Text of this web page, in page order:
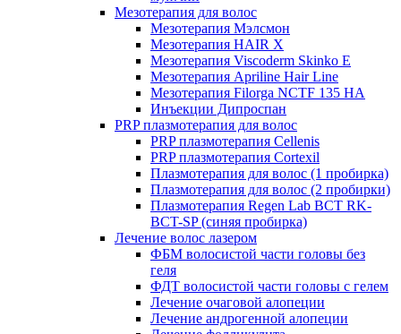
Мезотерапия для волос
Мезотерапия Мэлсмон
Мезотерапия HAIR X
Мезотерапия Viscoderm Skinko E
Мезотерапия Apriline Hair Line
Мезотерапия Filorga NCTF 135 HA
Инъекции Дипроспан
PRP плазмотерапия для волос
PRP плазмотерапия Cellenis
PRP плазмотерапия Cortexil
Плазмотерапия для волос (1 пробирка)
Плазмотерапия для волос (2 пробирки)
Плазмотерапия Regen Lab BCT RK-
BCT-SP (синяя пробирка)
Лечение волос лазером
ФБМ волосистой части головы без
геля
ФДТ волосистой части головы с гелем
Лечение очаговой алопеции
Лечение андрогенной алопеции